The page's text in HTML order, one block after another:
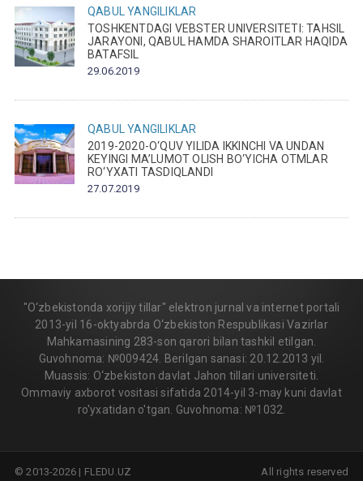
QABUL
YANGILIKLAR
TOSHKENTDAGI VEBSTER UNIVERSITETI: TAHSIL
JARAYONI, QABUL HAMDA SHAROITLAR HAQIDA
BATAFSIL
29.06.2019
QABUL
YANGILIKLAR
2019-2020-O‘QUV YILIDA IKKINCHI VA UNDAN
KEYINGI MA’LUMOT OLISH BO‘YICHA OTMLAR
RO‘YXATI TASDIQLANDI
27.07.2019
"O‘zbekistonda xorijiy tillar" elektron jurnal va internet portali
2013-yil 16-oktyabrda O‘zbekiston Respublikasi Vazirlar
Mahkamasining 283-son qarori bilan tashkil etilgan.
Guvohnoma: №009424. Berilgan sanasi: 20.12.2013 yil.
Muassis: O‘zbekiston davlat Jahon tillari universiteti.
Ommaviy axborot vositasi sifatida 2014-yil 3-may kuni davlat
ro'yxatidan o'tgan. Guvohnoma: №1032.
All rights reserved
© 2013-2026 | FLEDU.UZ